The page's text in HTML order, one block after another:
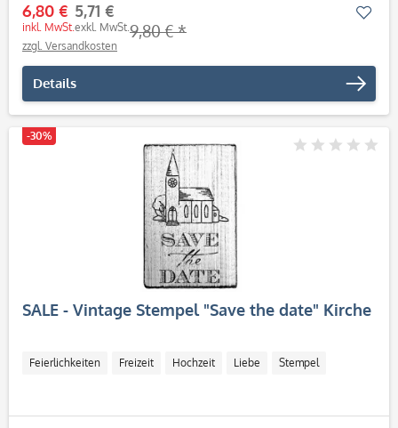
6,80 €
inkl. MwSt.
5,71 €
exkl. MwSt.9,80 € *
zzgl. Versandkosten
Details
-30%
SALE - Vintage Stempel "Save the date" Kirche
Feierlichkeiten Freizeit Hochzeit Liebe Stempel